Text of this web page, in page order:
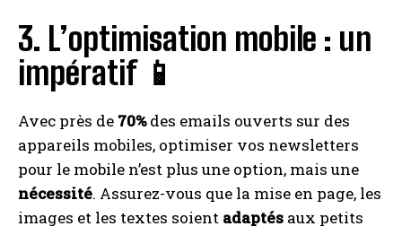
3. L’optimisation mobile : un
impératif 📱
Avec près de 70%des emails ouverts sur des
appareils mobiles, optimiser vos newsletters
pour le mobile n’est plus une option, mais une
nécessité. Assurez-vous que la mise en page, les
images et les textes soient adaptés aux petits